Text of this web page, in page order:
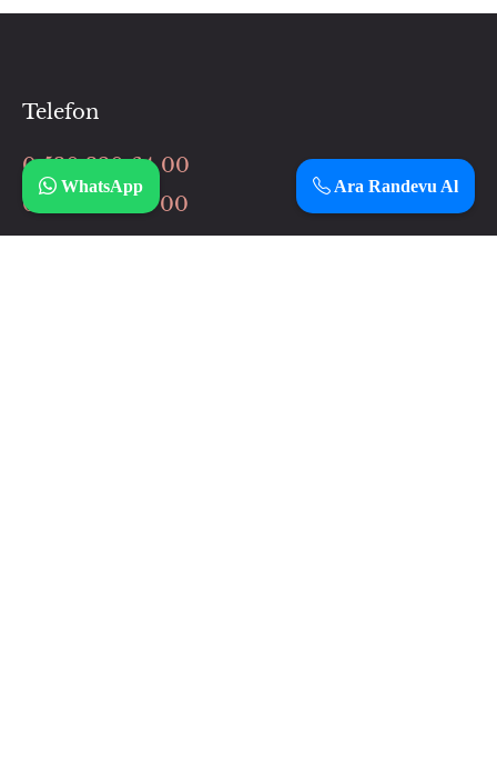
Telefon
0 530 320 64 00
0 506 037 64 00
Ara Randevu Al
WhatsApp